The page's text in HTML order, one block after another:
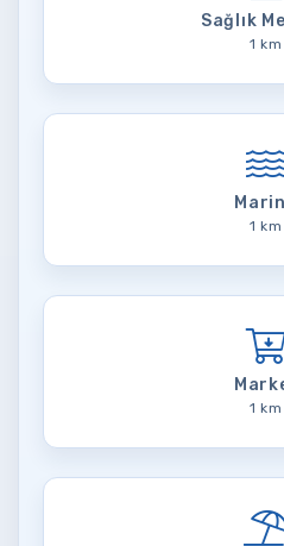
Sağlık
1 km
1 km
1 km